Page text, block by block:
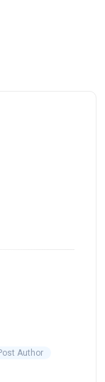
Author